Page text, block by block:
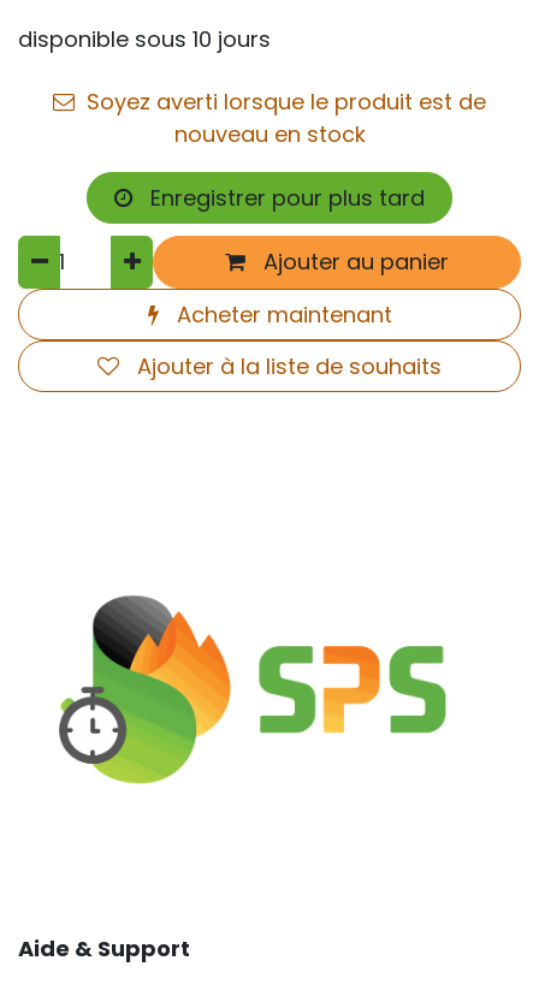
disponible sous 10 jours
Soyez averti lorsque le produit est de
nouveau en stock
Enregistrer pour plus tard
Ajouter au panier
Acheter maintenant
Ajouter à la liste de souhaits
Aide & Support